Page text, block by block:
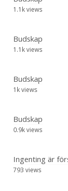
1.1k views
Budskap
1.1k views
Budskap
1k views
Budskap
0.9k views
Ingenting är
793 views